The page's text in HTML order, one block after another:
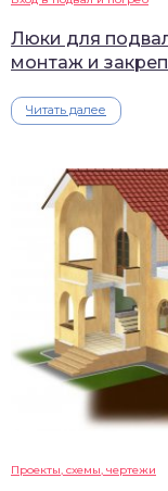
Люки для
монтаж и
Читать далее
Проекты, схемы, чертежи